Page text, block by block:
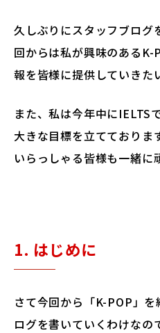
久しぶりにスタッフブログ
回からは私が興味のある
報を皆様に提供していきた
また、私は今年中にIELTS
大きな目標を立てておりま
いらっしゃる皆様も一緒に
1. はじめに
さて今回から「K-POP」
ログを書いていくわけなの